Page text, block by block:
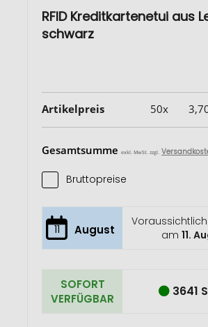
RFID Kreditkartenetui aus
schwarz
Artikelpreis 50x
Gesamtsumme exkl. MwSt. zzgl.
Bruttopreise
11 August
am11.
SOFORT
VERFÜGBAR
3641